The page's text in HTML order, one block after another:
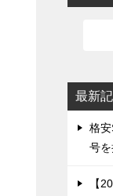
最新
格
号
【